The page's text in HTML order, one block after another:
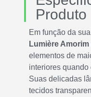
Produto
Em função da
Lumière Amorim
elementos de
interiores quando
Suas delicadas
tecidos